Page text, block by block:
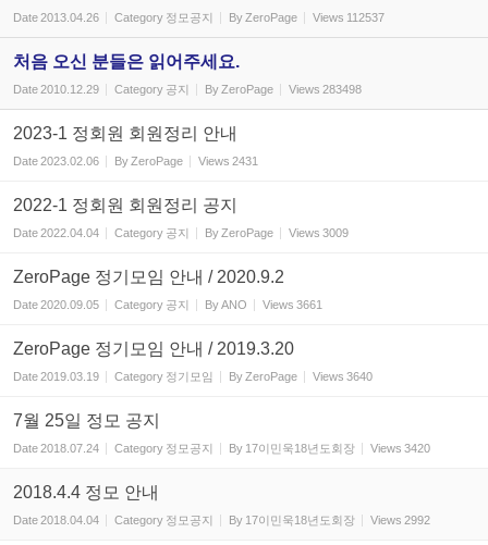
Date2013.04.26 Category 정모공지 By ZeroPage Views 112537
처음 오신 분들은 읽어주세요.
Date2010.12.29 Category 공지 By ZeroPage Views 283498
2023-1 정회원 회원정리 안내
Date2023.02.06 By ZeroPage Views 2431
2022-1 정회원 회원정리 공지
Date2022.04.04 Category 공지 By ZeroPage Views 3009
ZeroPage 정기모임 안내 / 2020.9.2
Date2020.09.05 Category 공지 ByANO Views 3661
ZeroPage 정기모임 안내 / 2019.3.20
Date2019.03.19 Category 정기모임 By ZeroPage Views 3640
7월 25일 정모 공지
Date2018.07.24 Category 정모공지 By 17이민욱18년도회장 Views 3420
2018.4.4 정모 안내
Date2018.04.04 Category 정모공지 By 17이민욱18년도회장 Views 2992